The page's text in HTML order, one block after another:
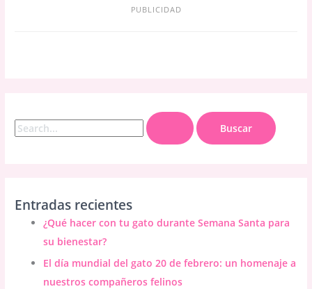
PUBLICIDAD
B
u
r
Entradas recientes
¿Qué hacer con tu gato durante Semana Santa para
su bienestar?
El día mundial del gato 20 de febrero: un homenaje a
nuestros compañeros felinos